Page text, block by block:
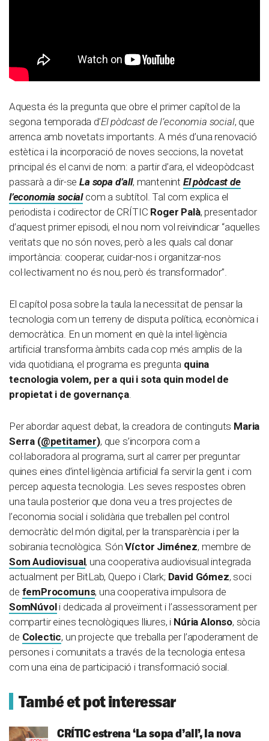
Aquesta és la pregunta que obre el primer capítol de la
segona temporada d’El pòdcast de l’economia social, que
arrenca amb novetats importants. A més d’una renovació
estètica i la incorporació de noves seccions, la novetat
principal és el canvi de nom: a partir d’ara, el videopòdcast
passarà a dir-se La sopa d’all, mantenint El pòdcast de
l’economia socialcom a subtítol. Tal com explica el
periodista i codirector de CRÍTIC Roger Palà, presentador
d’aquest primer episodi, el nou nom vol reivindicar “aquelles
veritats que no són noves, però a les quals cal donar
importància: cooperar, cuidar-nos i organitzar-nos
col·lectivament no és nou, però és transformador”.
El capítol posa sobre la taula la necessitat de pensar la
tecnologia com un terreny de disputa política, econòmica i
democràtica. En un moment en què la intel·ligència
artificial transforma àmbits cada cop més amplis de la
vida quotidiana, el programa es pregunta quina
tecnologia volem, per a qui i sota quin model de
propietat i de governança.
Per abordar aquest debat, la creadora de continguts Maria
Serra (@petitamer), que s’incorpora com a
col·laboradora al programa, surt al carrer per preguntar
quines eines d’intel·ligència artificial fa servir la gent i com
percep aquesta tecnologia. Les seves respostes obren
una taula posterior que dona veu a tres projectes de
l’economia social i solidària que treballen pel control
democràtic del món digital, per la transparència i per la
sobirania tecnològica. SónVíctor Jiménez, membre de
Som Audiovisual, una cooperativa audiovisual integrada
actualment per BitLab, Quepo i Clark; David Gómez, soci
de femProcomuns, una cooperativa impulsora de
SomNúvoli dedicada al proveïment i l’assessorament per
compartir eines tecnològiques lliures, i Núria Alonso, sòcia
de Colectic, un projecte que treballa per l’apoderament de
persones i comunitats a través de la tecnologia entesa
com una eina de participació i transformació social.
També et pot interessar
CRÍTIC estrena ‘La sopa d’all’, la nova